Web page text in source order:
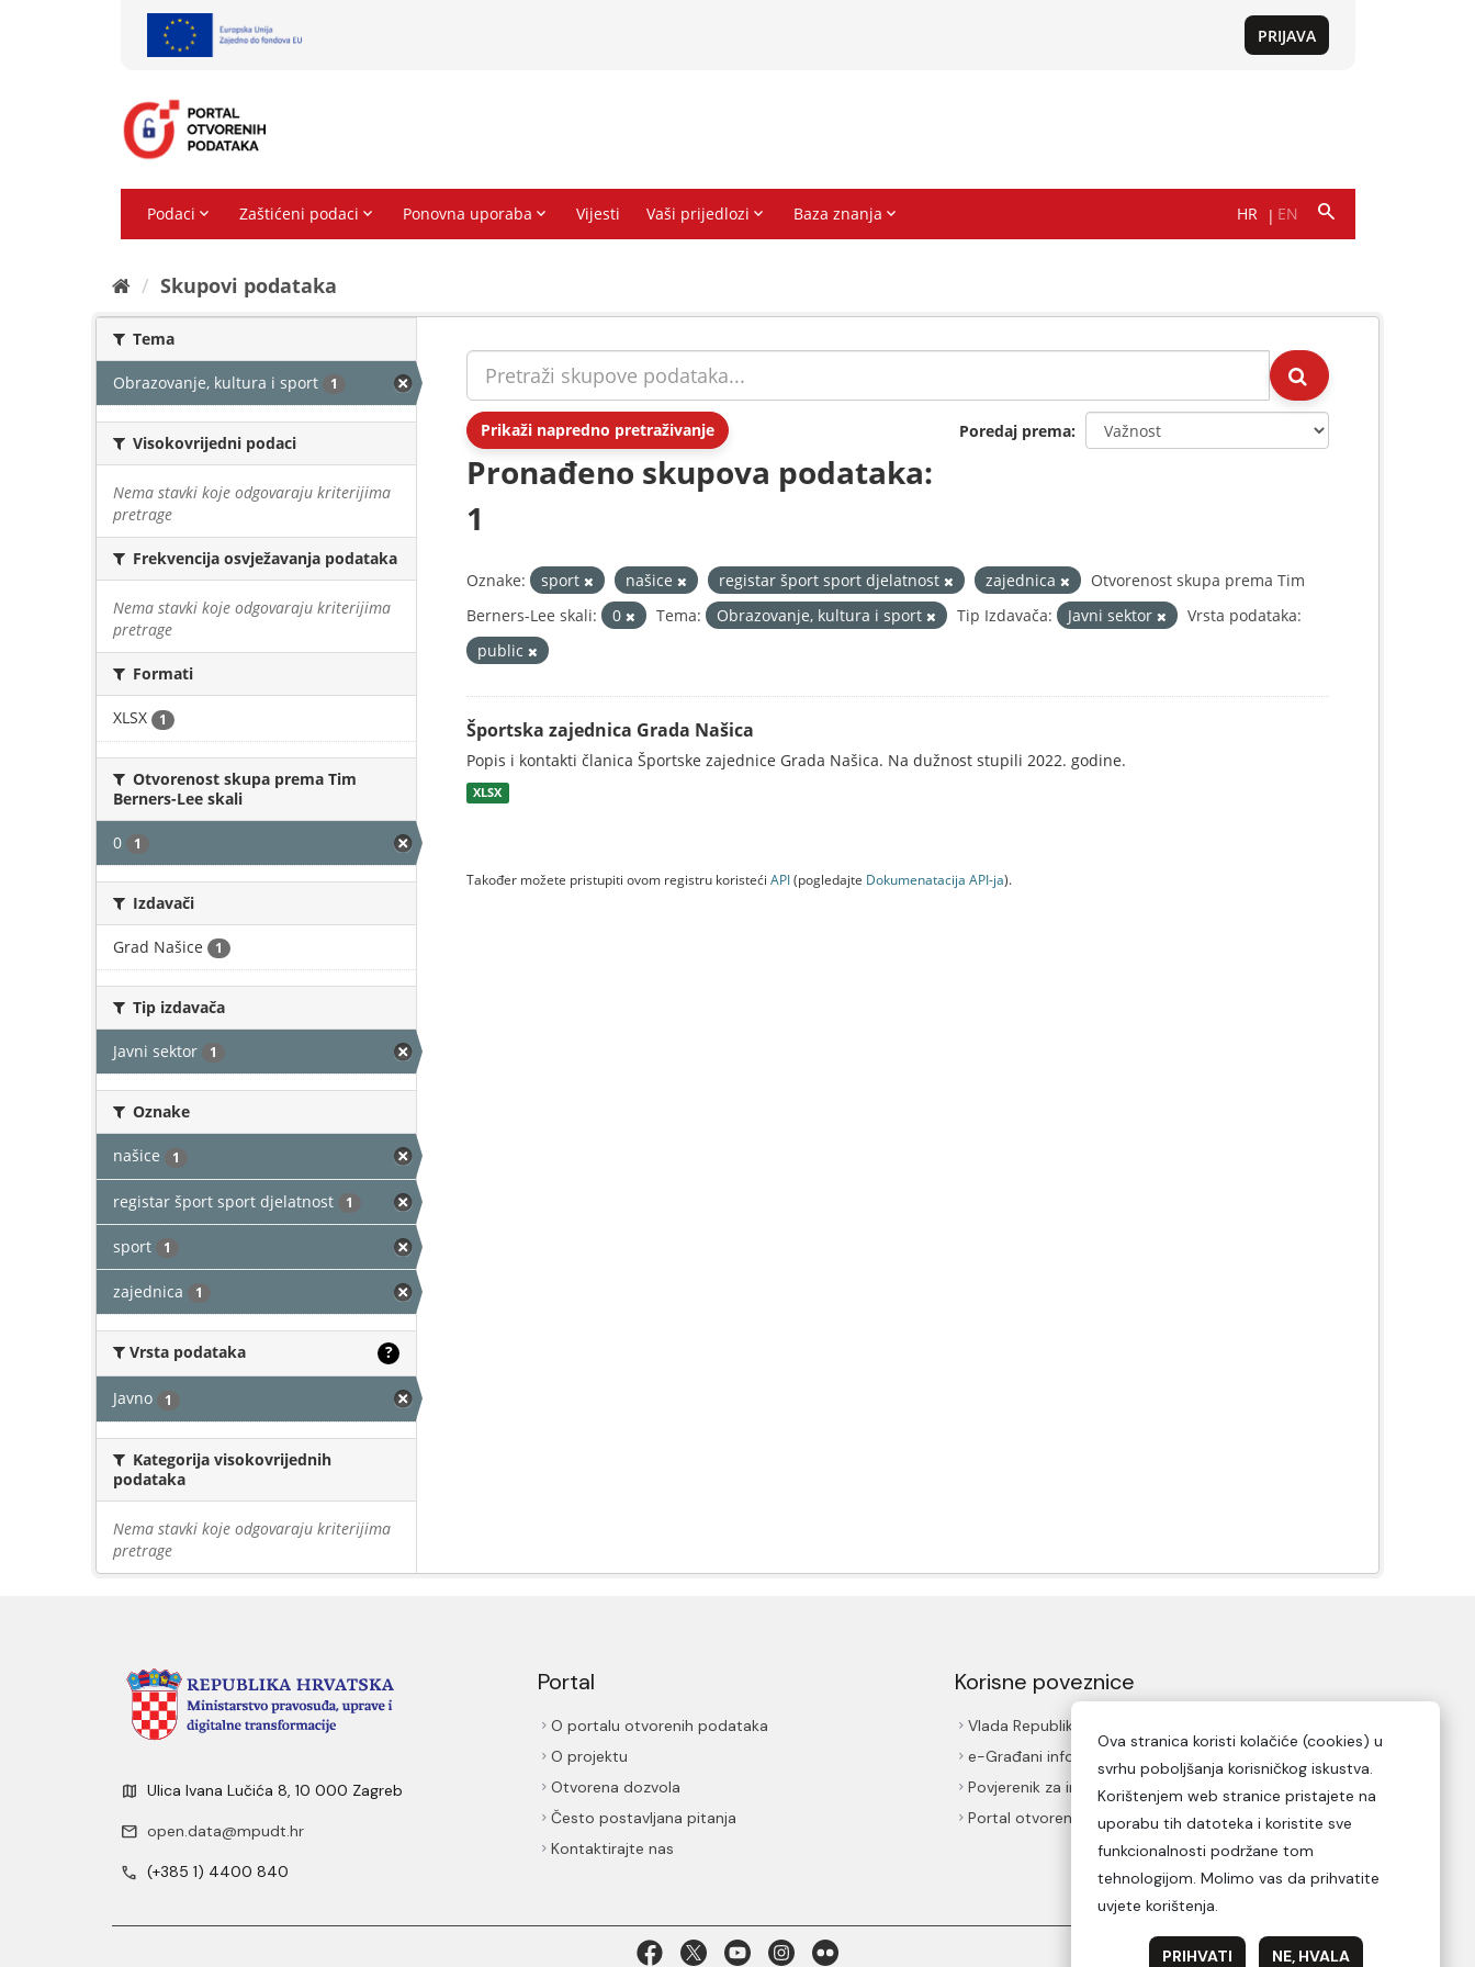
Skupovi podаtаkа
Tema
Obrazovanje, kultura i sport 1
Visokovrijedni podaci
Nema stavki koje odgovaraju kriterijima
pretrage
Frekvencija osvježavanja podataka
Nema stavki koje odgovaraju kriterijima
pretrage
Formati
XLSX 1
Otvorenost skupa prema Tim
Berners-Lee skali
0 1
Izdavači
Grad Našice 1
Tip izdavača
Javni sektor 1
Oznake
našice 1
registar šport sport djelatnost 1
sport 1
zajednica 1
Vrsta podataka ?
Javno 1
Kategorija visokovrijednih
podataka
Nema stavki koje odgovaraju kriterijima
pretrage
Prikaži napredno pretraživanje Poredaj prema
Pronađeno skupova podataka:
1
Oznake: sport našice registar šport sport djelatnost zajednica
Otvorenost skupa prema Tim
Berners-Lee skali:
0 Tema: Obrazovanje, kultura i sport Tip Izdavača: Javni sektor
Vrsta podataka:
public
Športska zajednica Grada Našica
Popis i kontakti članica Športske zajednice Grada Našica. Na dužnost stupili 2022. godine.
XLSX
Također možete pristupiti ovom registru koristeći API(pogledajte Dokumenаtаcijа API-jа).